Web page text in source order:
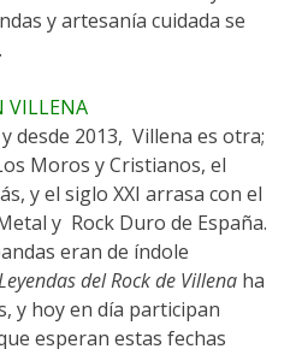
y artesanía cuidada se
VILLENA
desde 2013, Villena es otra;
Moros y Cristianos, el
y el siglo XXI arrasa con el
y Rock Duro de España.
eran de índole
del Rock de Villena ha
y hoy en día participan
esperan estas fechas